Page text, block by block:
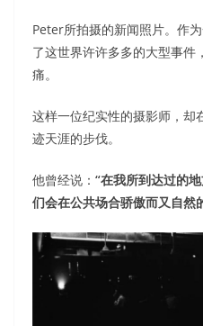
Peter所拍摄的新闻照片。作
了这世界许许多多的大型事件
痛。
这样一位纪实性的摄影师，却
迹天涯的步伐。
他曾经说： “在我所到达过的
们会在公共场合骄傲而又自然